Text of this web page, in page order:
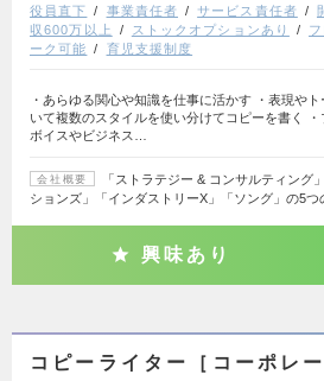
役員直下
事業責任者 サービス責任者
収600万以上
ストックオプションあり
ーク可能
育児支援制度
・あらゆる関心や知識を仕事に活かす ・表現やト
いて複数のスタイルを使い分けてコピーを書く ・
ボイスやビジネス…
会社概要
「ストラテジー & コンサルティング
ションズ」「インダストリーX」「ソング」の5つ
興味あり
コピーライター［コーポレー